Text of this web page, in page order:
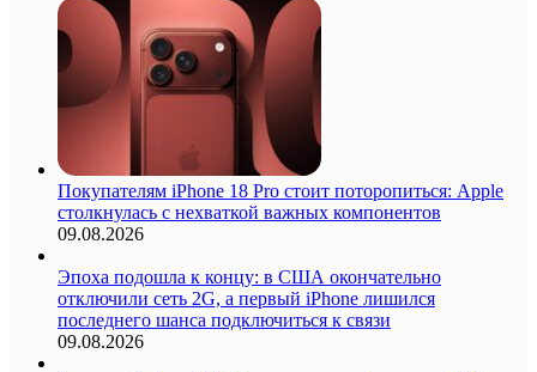
Покупателям iPhone 18 Pro стоит поторопиться: Apple
столкнулась с нехваткой важных компонентов
09.08.2026
Эпоха подошла к концу: в США окончательно
отключили сеть 2G, а первый iPhone лишился
последнего шанса подключиться к связи
09.08.2026